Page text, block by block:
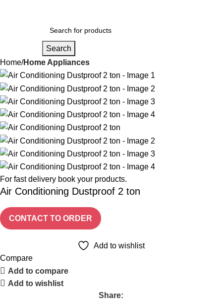
Search
Home Home Appliances
For fast delivery book your products.
Air Conditioning Dustproof 2 ton
CONTACT TO ORDER
Add to wishlist
Compare
Add to compare
Add to wishlist
Share: